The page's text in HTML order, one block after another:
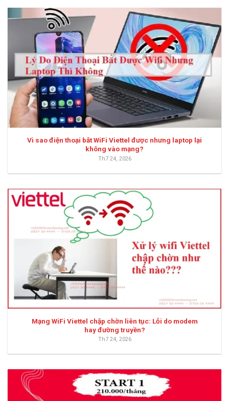
Vì sao điện thoại bắt WiFi Viettel được nhưng laptop lại
không vào mạng?
Th7 24, 2026
Mạng WiFi Viettel chập chờn liên tục: Lỗi do modem
hay đường truyền?
Th7 24, 2026